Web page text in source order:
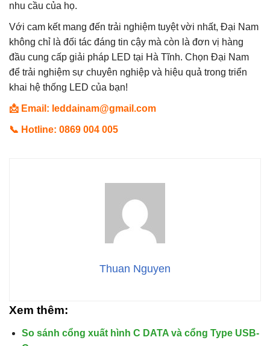
nhu cầu của họ.
Với cam kết mang đến trải nghiệm tuyệt vời nhất, Đại Nam
không chỉ là đối tác đáng tin cậy mà còn là đơn vị hàng
đầu cung cấp giải pháp LED tại Hà Tĩnh. Chọn Đại Nam
để trải nghiệm sự chuyên nghiệp và hiệu quả trong triển
khai hệ thống LED của bạn!
📩 Email: leddainam@gmail.com
📞 Hotline: 0869 004 005
Thuan Nguyen
Xem thêm:
So sánh cổng xuất hình C DATA và cổng Type USB-